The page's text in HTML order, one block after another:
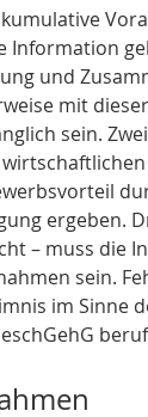
Information
und
mit
sein.
ergeben.
– muss die
sein.
im Sinne